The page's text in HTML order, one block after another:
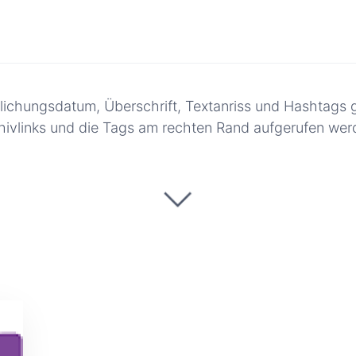
Überschrift, Textanriss und
und die Tags am rechten Rand aufgerufen